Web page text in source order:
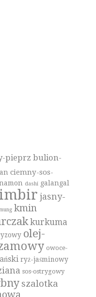
pieprz bulion-
ciemny-sos-
dashi galangal
imbir jasny-
kmin
kurkuma
olej-
owoce-
ryż-jaśminowy
sos-ostrygowy
szalotka